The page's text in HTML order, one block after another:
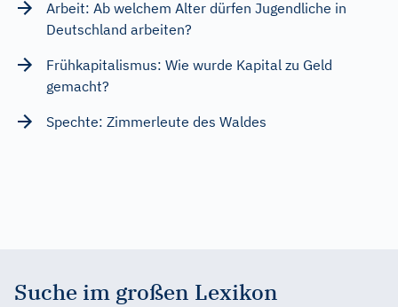
Arbeit: Ab welchem Alter dürfen Jugendliche in
Deutschland arbeiten?
Frühkapitalismus: Wie wurde Kapital zu Geld
gemacht?
Spechte: Zimmerleute des Waldes
Suche im großen Lexikon